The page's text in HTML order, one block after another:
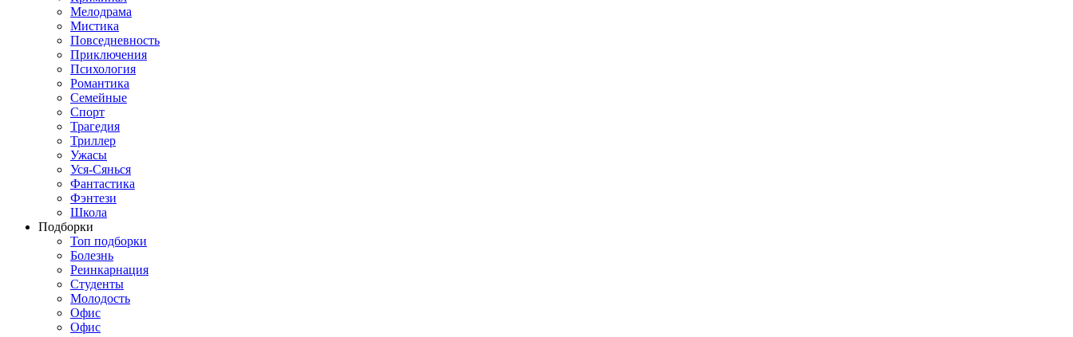
Мелодрама
Мистика
Повседневность
Приключения
Психология
Романтика
Семейные
Спорт
Трагедия
Триллер
Ужасы
Уся-Сянься
Фантастика
Фэнтези
Школа
Подборки
Топ подборки
Болезнь
Реинкарнация
Студенты
Молодость
Офис
Офис